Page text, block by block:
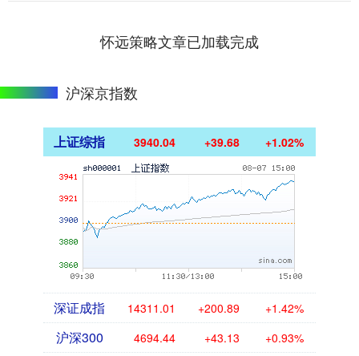
怀远策略文章已加载完成
沪深京指数
上证综指 3940.04 +39.68 +1.02%
深证成指 14311.01 +200.89 +1.42%
沪深300 4694.44 +43.13 +0.93%